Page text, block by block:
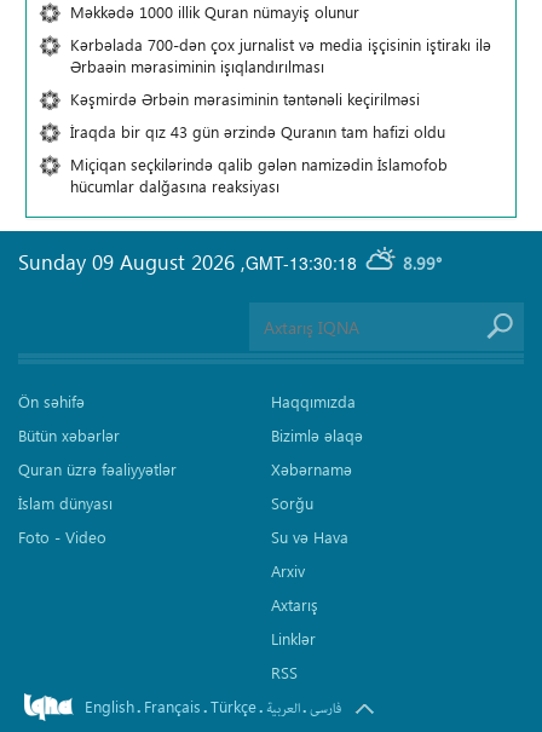
Məkkədə 1000 illik Quran nümayiş olunur
Kərbəlada 700-dən çox jurnalist və media işçisinin iştirakı ilə
Ərbaəin mərasiminin işıqlandırılması
Kəşmirdə Ərbəin mərasiminin təntənəli keçirilməsi
İraqda bir qız 43 gün ərzində Quranın tam hafizi oldu
Miçiqan seçkilərində qalib gələn namizədin İslamofob
hücumlar dalğasına reaksiyası
GMT-13:30:18 8.99°
Sunday 09 August 2026 ,
Ön səhifə
Bütün xəbərlər
Quran üzrə fəaliyyətlər
İslam dünyası
Foto - Video
Haqqımızda
Bizimlə əlaqə
Xəbərnamə
Sorğu
Su və Hava
Arxiv
Axtarış
Linklər
RSS
English. Français.Türkçe. العربیة.فارسی